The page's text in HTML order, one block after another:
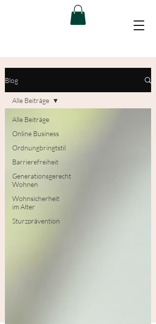
Blog
Alle Beiträge
Online Business
Ordnungbringtstil
Barrierefreiheit
Generationsgerecht
Wohnen
Wohnsicherheit
im Alter
Sturzprävention
Alle Beiträge